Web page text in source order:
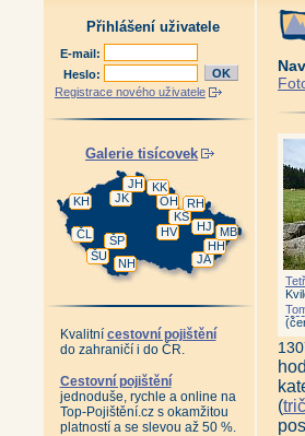
Přihlášení uživatele
E-mail:
Heslo:
Registrace nového uživatele
Galerie tisícovek
JA
HH
MB
HJ
HV
NH
KS
RH
ŠP
ŠU
OH
JK
KK
ČL
JH
KH
Kvalitní cestovní pojištění
do zahraničí i do ČR.
Cestovní pojištění
jednoduše, rychle a online na
Top-Pojištění.cz s okamžitou
platností a se slevou až 50 %.
(